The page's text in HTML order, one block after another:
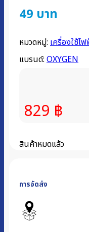
49 บาท
หมวดหมู่: เครื่องใช้ไ
แบรนด์: OXYGEN
829 ฿
สินค้าหมดแล้ว
การจัดส่ง